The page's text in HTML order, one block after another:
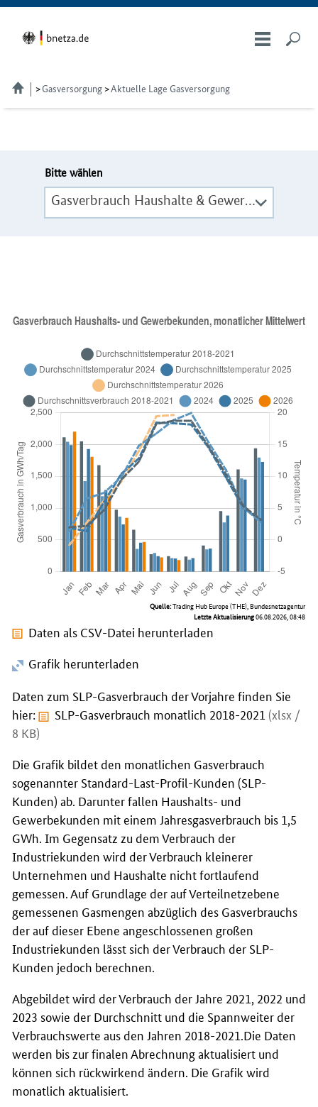
Gasversorgung Aktuelle Lage Gasversorgung
Bitte wählen
Gasverbrauch Haushalte & Gewerbe monatlich
Quelle:Trading Hub Europe (THE), Bundesnetzagentur
Letzte Aktualisierung06.08.2026, 08:48
Daten als CSV-Datei herunterladen
Grafik herunterladen
Daten zum SLP-Gasverbrauch der Vorjahre finden Sie
hier:
SLP-Gasverbrauch monatlich 2018-2021 (xlsx /
8 KB)
Die Grafik bildet den monatlichen Gasverbrauch
sogenannter Standard-Last-Profil-Kunden (SLP-
Kunden) ab. Darunter fallen Haushalts- und
Gewerbekunden mit einem Jahresgasverbrauch bis 1,5
GWh. Im Gegensatz zu dem Verbrauch der
Industriekunden wird der Verbrauch kleinerer
Unternehmen und Haushalte nicht fortlaufend
gemessen. Auf Grundlage der auf Verteilnetzebene
gemessenen Gasmengen abzüglich des Gasverbrauchs
der auf dieser Ebene angeschlossenen großen
Industriekunden lässt sich der Verbrauch der SLP-
Kunden jedoch berechnen.
Abgebildet wird der Verbrauch der Jahre 2021, 2022 und
2023 sowie der Durchschnitt und die Spannweiter der
Verbrauchswerte aus den Jahren 2018-2021.Die Daten
werden bis zur finalen Abrechnung aktualisiert und
können sich rückwirkend ändern. Die Grafik wird
monatlich aktualisiert.